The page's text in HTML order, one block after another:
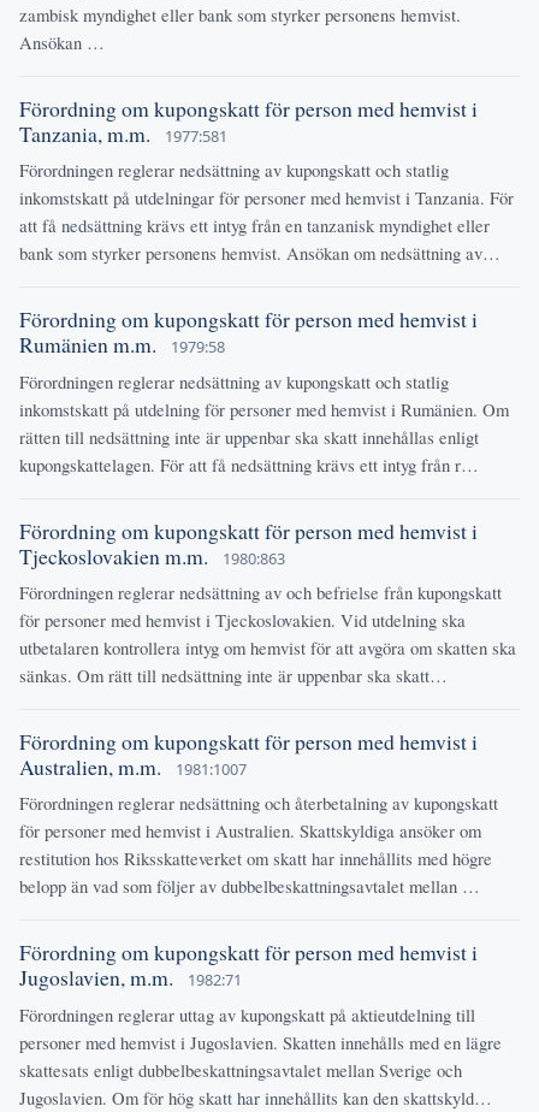
zambisk myndighet eller bank som styrker personens hemvist.
Ansökan …
Förordning om kupongskatt för person med hemvist i
Tanzania, m.m.
1977:581
Förordningen reglerar nedsättning av kupongskatt och statlig
inkomstskatt på utdelningar för personer med hemvist i Tanzania. För
att få nedsättning krävs ett intyg från en tanzanisk myndighet eller
bank som styrker personens hemvist. Ansökan om nedsättning av…
Förordning om kupongskatt för person med hemvist i
Rumänien m.m.
1979:58
Förordningen reglerar nedsättning av kupongskatt och statlig
inkomstskatt på utdelning för personer med hemvist i Rumänien. Om
rätten till nedsättning inte är uppenbar ska skatt innehållas enligt
kupongskattelagen. För att få nedsättning krävs ett intyg från r…
Förordning om kupongskatt för person med hemvist i
Tjeckoslovakien m.m.
1980:863
Förordningen reglerar nedsättning av och befrielse från kupongskatt
för personer med hemvist i Tjeckoslovakien. Vid utdelning ska
utbetalaren kontrollera intyg om hemvist för att avgöra om skatten ska
sänkas. Om rätt till nedsättning inte är uppenbar ska skatt…
Förordning om kupongskatt för person med hemvist i
Australien, m.m.
1981:1007
Förordningen reglerar nedsättning och återbetalning av kupongskatt
för personer med hemvist i Australien. Skattskyldiga ansöker om
restitution hos Riksskatteverket om skatt har innehållits med högre
belopp än vad som följer av dubbelbeskattningsavtalet mellan …
Förordning om kupongskatt för person med hemvist i
Jugoslavien, m.m.
1982:71
Förordningen reglerar uttag av kupongskatt på aktieutdelning till
personer med hemvist i Jugoslavien. Skatten innehålls med en lägre
skattesats enligt dubbelbeskattningsavtalet mellan Sverige och
Jugoslavien. Om för hög skatt har innehållits kan den skattskyld…